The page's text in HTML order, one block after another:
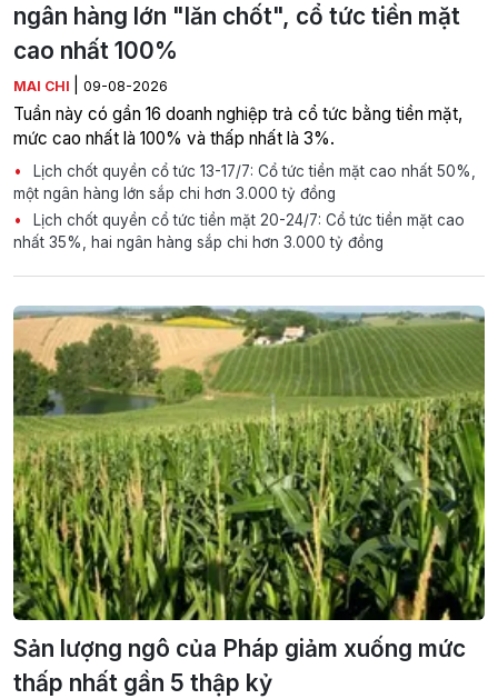
ngân hàng lớn "lăn chốt", cổ tức tiền mặt
cao nhất 100%
MAI CHI 09-08-2026
Tuần này có gần 16 doanh nghiệp trả cổ tức bằng tiền mặt,
mức cao nhất là 100% và thấp nhất là 3%.
Lịch chốt quyền cổ tức 13-17/7: Cổ tức tiền mặt cao nhất 50%,
một ngân hàng lớn sắp chi hơn 3.000 tỷ đồng
Lịch chốt quyền cổ tức tiền mặt 20-24/7: Cổ tức tiền mặt cao
nhất 35%, hai ngân hàng sắp chi hơn 3.000 tỷ đồng
Sản lượng ngô của Pháp giảm xuống mức
thấp nhất gần 5 thập kỷ